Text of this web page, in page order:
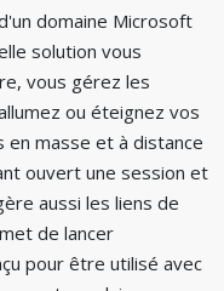
domaine Microsoft
solution vous
vous gérez les
ou éteignez vos
masse et à distance
ouvert une session et
aussi les liens de
de lancer
pour être utilisé avec